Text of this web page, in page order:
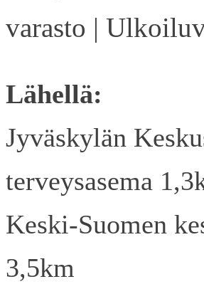
varasto |
Lähellä:
Jyväskylän
terveysasema
Keski-Suomen
3,5km